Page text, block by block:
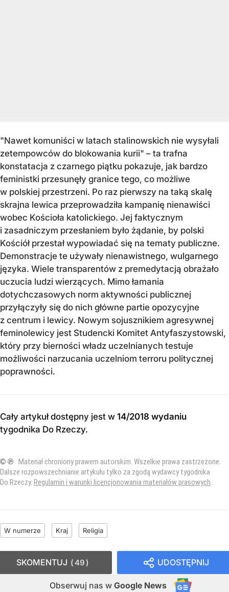
"Nawet komuniści w latach stalinowskich nie wysyłali
zetempowców do blokowania kurii" – ta trafna
konstatacja z czarnego piątku pokazuje, jak bardzo
feministki przesunęły granice tego, co możliwe
w polskiej przestrzeni. Po raz pierwszy na taką skalę
skrajna lewica przeprowadziła kampanię nienawiści
wobec Kościoła katolickiego. Jej faktycznym
i zasadniczym przesłaniem było żądanie, by polski
Kościół przestał wypowiadać się na tematy publiczne.
Demonstracje te używały nienawistnego, wulgarnego
języka. Wiele transparentów z premedytacją obrażało
uczucia ludzi wierzących. Mimo łamania
dotychczasowych norm aktywności publicznej
przyłączyły się do nich główne partie opozycyjne
z centrum i lewicy. Nowym sojusznikiem agresywnej
feminolewicy jest Studencki Komitet Antyfaszystowski,
który przy bierności władz uczelnianych testuje
możliwości narzucania uczelniom terroru politycznej
poprawności.
Cały artykuł dostępny jest w 14/2018 wydaniu
tygodnika Do Rzeczy.
© ℗ Materiał chroniony prawem autorskim. Wszelkie prawa zastrzeżone.
Dalsze rozpowszechnianie artykułu tylko za zgodą wydawcy tygodnika
Do Rzeczy. Regulamin i warunki licencjonowania materiałów prasowych.
W numerze Kraj Religia
UDOSTĘPNIJ
Obserwuj nas w Google News
SKOMENTUJ 49